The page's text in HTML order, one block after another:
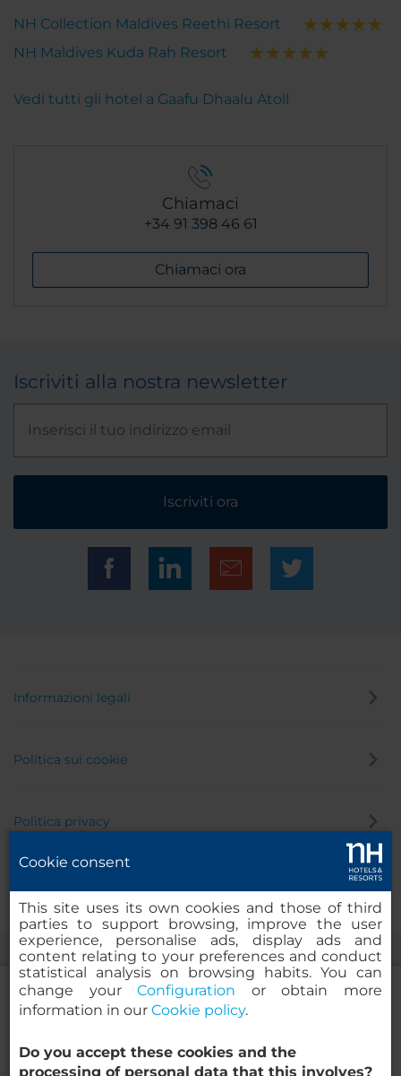
NH Collection Maldives Havodda Resort
NH Collection Maldives Reethi Resort
NH Maldives Kuda Rah Resort
Vedi tutti gli hotel a Gaafu Dhaalu Atoll
Chiamaci
+34 91 398 46 61
Chiamaci ora
Iscriviti alla nostra newsletter
Iscriviti ora
Informazioni legali
Politica sui cookie
Politica privacy
© 2000-2026 MINOR HOTELS EUROPE & AMERICAS Santa Engracia
Cookie consent
This site uses its own cookies and those of third
parties to support browsing, improve the user
experience, personalise ads, display ads and
content relating to your preferences and conduct
statistical analysis on browsing habits. You can
change yourConfiguration or obtain more
information in our Cookie policy.
Do you accept these cookies and the
processing of personal data that this involves?